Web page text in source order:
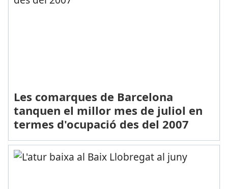
Les comarques de Barcelona
tanquen el millor mes de juliol en
termes d'ocupació des del 2007